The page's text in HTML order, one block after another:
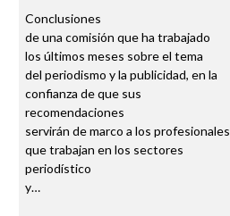
Conclusiones
de una comisión que ha trabajado
los últimos meses sobre el tema
del periodismo y la publicidad, en la
confianza de que sus
recomendaciones
servirán de marco a los profesionales
que trabajan en los sectores
periodístico
y…